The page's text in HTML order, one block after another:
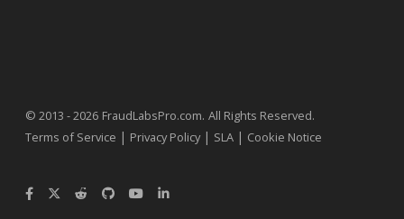
© 2013 - 2026 FraudLabsPro.com. All Rights Reserved.
Terms of Service | Privacy Policy| SLA | Cookie Notice